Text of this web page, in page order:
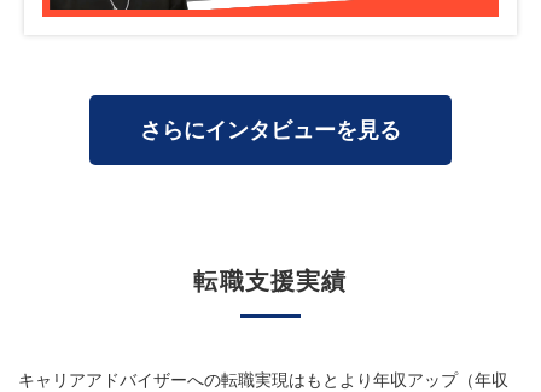
さらにインタビューを見る
転職支援実績
キャリアアドバイザーへの転職実現はもとより年収アップ（年収